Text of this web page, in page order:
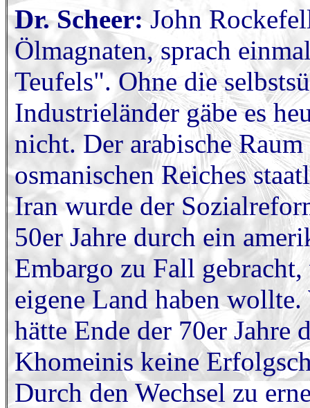
Dr. Scheer:John
Ölmagnaten, sprach
Teufels". Ohne die
Industrieländer gäbe es
nicht. Der arabische
osmanischen Reiches
Iran wurde der
50er Jahre durch ein
Embargo zu Fall
eigene Land haben
hätte Ende der 70er Jahre
Khomeinis keine
Durch den Wechsel zu